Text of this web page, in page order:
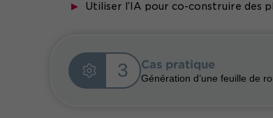
Utiliser l’IA pour co-construire des
3 Cas pratique
Génération d’une feuille de